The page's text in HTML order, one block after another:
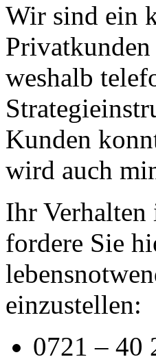
Wir sind ein
Privatkunden
weshalb
Kunden
wird auch
Ihr Verhalten
fordere Sie
einzustellen:
0721 – 40